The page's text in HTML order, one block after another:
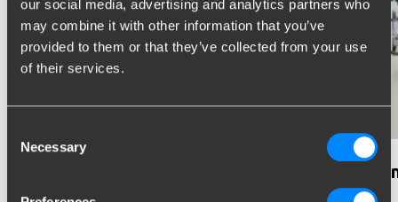
our social media, advertising and analytics partners who
may combine it with other information that you’ve
provided to them or that they’ve collected from your use
of their services.
Selection
Necessary